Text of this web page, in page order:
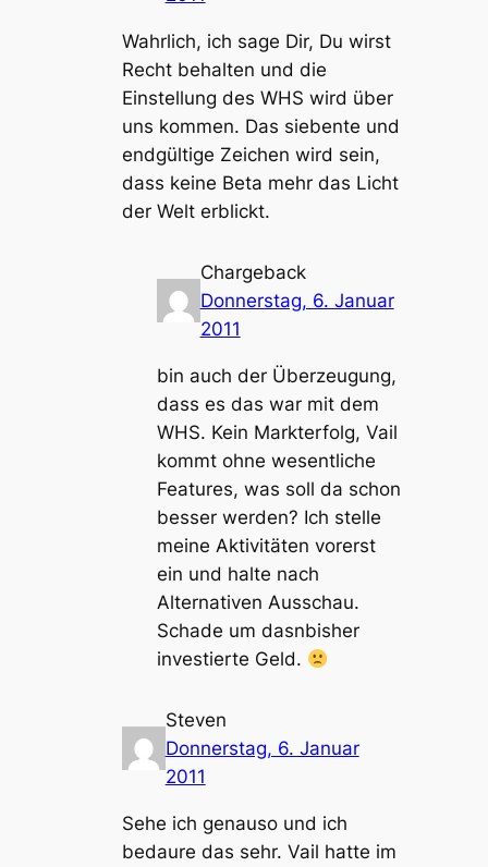
Wahrlich, ich sage Dir, Du wirst
Recht behalten und die
Einstellung des WHS wird über
uns kommen. Das siebente und
endgültige Zeichen wird sein,
dass keine Beta mehr das Licht
der Welt erblickt.
Chargeback
Donnerstag, 6. Januar
2011
bin auch der Überzeugung,
dass es das war mit dem
WHS. Kein Markterfolg, Vail
kommt ohne wesentliche
Features, was soll da schon
besser werden? Ich stelle
meine Aktivitäten vorerst
ein und halte nach
Alternativen Ausschau.
Schade um dasnbisher
investierte Geld.
Steven
Donnerstag, 6. Januar
2011
Sehe ich genauso und ich
bedaure das sehr. Vail hatte im